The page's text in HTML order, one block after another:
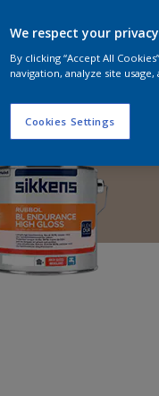
We respect your
By clicking “Accept All
navigation, analyze site
Cookies Settings